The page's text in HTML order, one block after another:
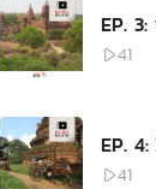
EP.
41
EP.
41